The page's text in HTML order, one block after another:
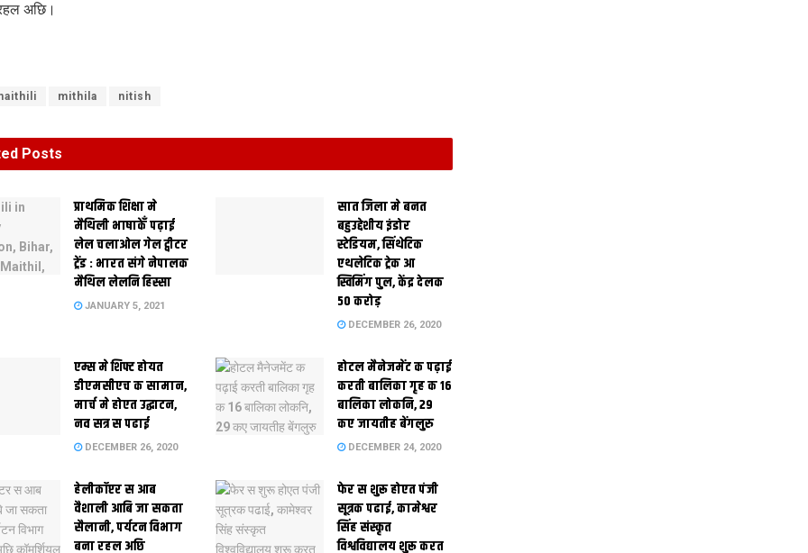
अछि।
mithila nitish
Posts
प्राथमिक शि‍क्षा मे
मैथि‍ली भाषाकेँ पढ़ाई
लेल चलाओल गेल ट्वीटर
ट्रेंड : भारत संगे नेपालक
मैथिल लेलनि हिस्सा
JANUARY 5, 2021
सात जिला मे बनत
बहुउद्देशीय इंडोर
स्‍टेडि‍यम, सिंथेटिक
एथलेटिक ट्रेक आ
स्विमिंग पुल, केंद्र देलक
50 करोड़
DECEMBER 26, 2020
एम्स मे शिफ्ट होयत
डीएमसीएच क सामान,
मार्च मे होएत उद्घाटन,
नव सत्र स पढाई
DECEMBER 26, 2020
होटल मैनेजमेंट क पढ़ाई
करती बालिका गृह क 16
बालिका लोकनि, 29
कए जायतीह बेंगलुरु
DECEMBER 24, 2020
हेलीकॉप्टर स आब
वैशाली आबि जा सकता
सैलानी, पर्यटन विभाग
बना रहल अछि
फेर स शुरू होएत पंजी
सूत्रक पढाई, कामेश्वर
सिंह संस्कृत
विश्वविद्यालय शुरू करत